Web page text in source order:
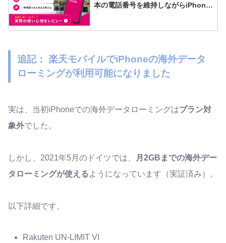
本の電話番号を維持しながらiPhone
追記： 楽天モバイルでiPhoneの海外データ
ローミングが利用可能になりました
実は、当初iPhoneでの海外データローミングはプラン対
象外でした。
しかし、2021年5月のドイツでは、
月2GBまでの海外デー
タローミングが使えるようになっています（実証済み）。
以下詳細です。
Rakuten UN-LIMIT VI